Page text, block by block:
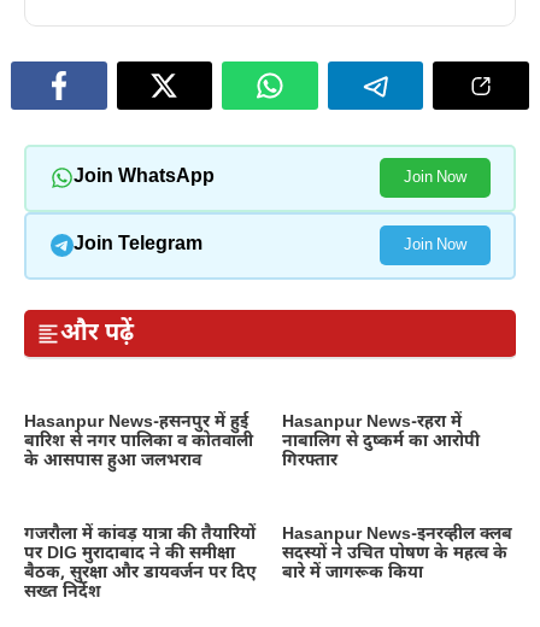
Join WhatsApp Join Now
Join Telegram Join Now
और पढ़ें
Hasanpur News-हसनपुर में हुई
बारिश से नगर पालिका व कोतवाली
के आसपास हुआ जलभराव
Hasanpur News-रहरा में
नाबालिग से दुष्कर्म का आरोपी
गिरफ्तार
गजरौला में कांवड़ यात्रा की तैयारियों
पर DIG मुरादाबाद ने की समीक्षा
बैठक, सुरक्षा और डायवर्जन पर दिए
सख्त निर्देश
Hasanpur News-इनरव्हील क्लब
सदस्यों ने उचित पोषण के महत्व के
बारे में जागरूक किया